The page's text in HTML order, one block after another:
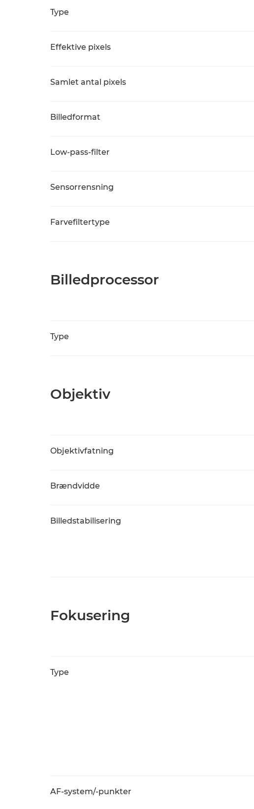
Type
Effektive pixels
Samlet antal pixels
Billedformat
Low-pass-filter
Sensorrensning
Farvefiltertype
Billedprocessor
Type
Objektiv
Objektivfatning
Brændvidde
Billedstabilisering
Fokusering
Type
AF-system/-punkter